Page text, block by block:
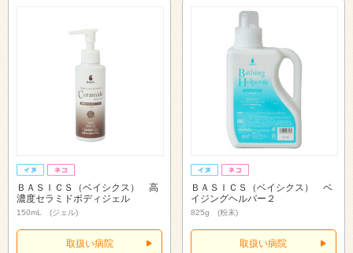
ＢＡＳＩＣＳ（ベイシクス） 高
濃度セラミドボディジェル
150mL (ジェル)
取扱い病院
ＢＡＳＩＣＳ（ベイシクス） ベ
イジングヘルパー２
825g (粉末)
取扱い病院